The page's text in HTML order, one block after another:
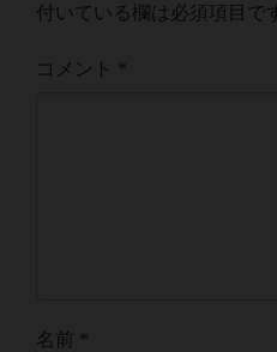
付いている欄は必須項目です
コメント
名前